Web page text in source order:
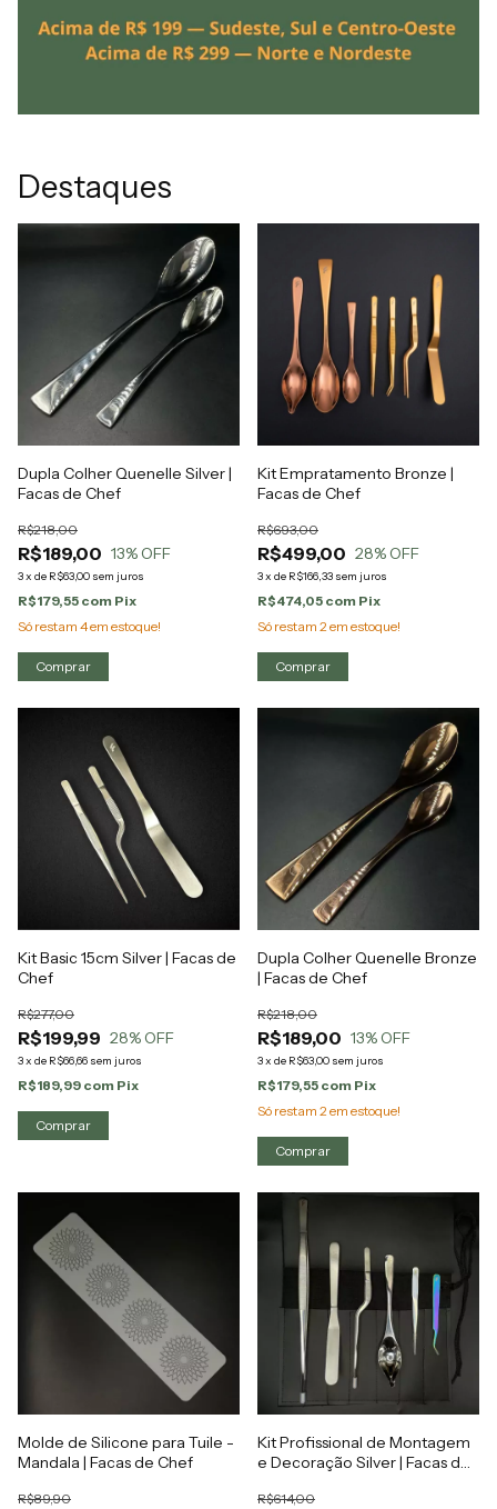
Destaques
Dupla Colher Quenelle Silver |
Facas de Chef
R$189,00
R$218,00
13% OFF
3x de R$63,00 sem juros
R$179,55 com Pix
Só restam 4em estoque!
Kit Empratamento Bronze |
Facas de Chef
R$499,00
R$693,00
28% OFF
3x de R$166,33 sem juros
R$474,05 com Pix
Só restam 2 em estoque!
Kit Basic 15cm Silver | Facas de
Chef
R$199,99
R$277,00
28% OFF
3x de R$66,66 sem juros
R$189,99 com Pix
Dupla Colher Quenelle Bronze
| Facas de Chef
R$189,00
R$218,00
13% OFF
3x de R$63,00 sem juros
R$179,55 com Pix
Só restam 2 em estoque!
Molde de Silicone para Tuile -
Mandala | Facas de Chef
R$89,90
Kit Profissional de Montagem
e Decoração Silver | Facas de
R$614,00